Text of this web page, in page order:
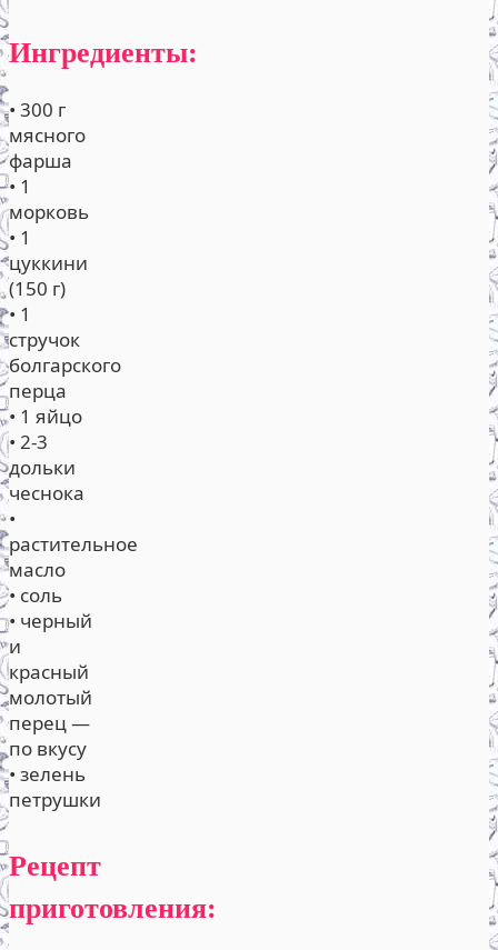
Ингредиенты:
• 300 г
мясного
фарша
• 1
морковь
• 1
цуккини
(150 г)
• 1
стручок
болгарского
перца
• 1 яйцо
• 2-3
дольки
чеснока
•
растительное
масло
• соль
• черный
и
красный
молотый
перец —
по вкусу
• зелень
петрушки
Рецепт
приготовления: